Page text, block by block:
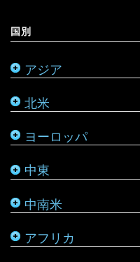
国別
アジア
モルディブ
北米
カナダ
メキシコ
ヨーロッパ
ルクセンブルク
ロシア
タタールスタン共和国
中東
バーレーン
パレスチナ
ヨルダン
レバノン
中南米
ブラジル
ベネズエラ
ベリーズ
ペルー
ボリビア
ホンジュラス
アフリカ
マダガスカル
マラウイ
南アフリカ
モザンビーク
モロッコ
モーリシャス
ルワンダ
サモア
ソロモン諸島
トンガ
ニュージーランド
バヌアツ
パラオ
仏領ポリネシア
タヒチ